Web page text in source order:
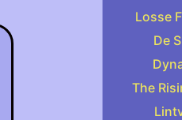
Losse
De
The